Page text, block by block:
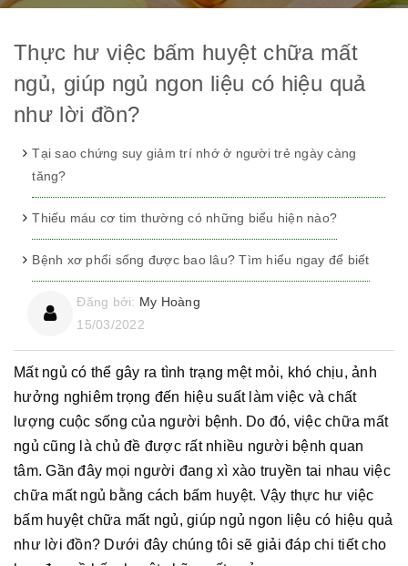
Thực hư việc bấm huyệt chữa mất
ngủ, giúp ngủ ngon liệu có hiệu quả
như lời đồn?
Tại sao chứng suy giảm trí nhớ ở người trẻ ngày càng
tăng?
Thiếu máu cơ tim thường có những biểu hiện nào?
Bệnh xơ phổi sống được bao lâu? Tìm hiểu ngay để biết
Đăng bởi: My Hoàng
15/03/2022
Mất ngủ có thể gây ra tình trạng mệt mỏi, khó chịu, ảnh
hưởng nghiêm trọng đến hiệu suất làm việc và chất
lượng cuộc sống của người bệnh. Do đó, việc chữa mất
ngủ cũng là chủ đề được rất nhiều người bệnh quan
tâm. Gần đây mọi người đang xì xào truyền tai nhau việc
chữa mất ngủ bằng cách bấm huyệt. Vậy thực hư việc
bấm huyệt chữa mất ngủ, giúp ngủ ngon liệu có hiệu quả
như lời đồn? Dưới đây chúng tôi sẽ giải đáp chi tiết cho